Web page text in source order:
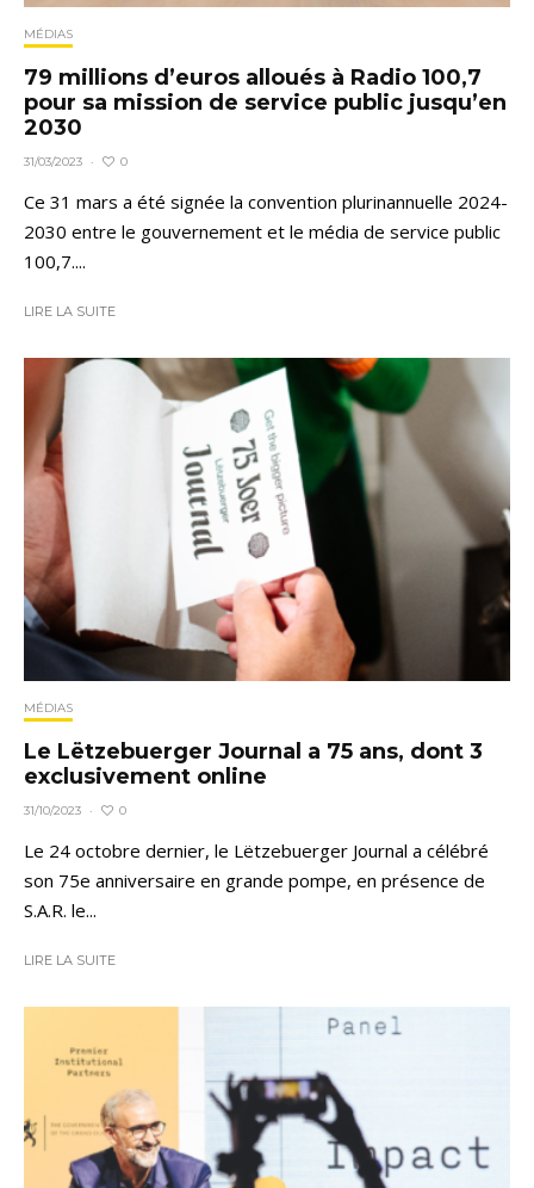
MÉDIAS
79 millions d’euros alloués à Radio 100,7
pour sa mission de service public jusqu’en
2030
31/03/2023 · 0
Ce 31 mars a été signée la convention plurinannuelle 2024-
2030 entre le gouvernement et le média de service public
100,7....
LIRE LA SUITE
MÉDIAS
Le Lëtzebuerger Journal a 75 ans, dont 3
exclusivement online
31/10/2023 · 0
Le 24 octobre dernier, le Lëtzebuerger Journal a célébré
son 75e anniversaire en grande pompe, en présence de
S.A.R. le...
LIRE LA SUITE